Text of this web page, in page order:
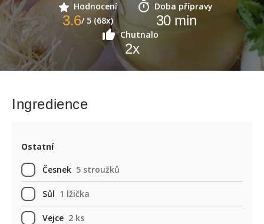
Hodnocení
3.6/ 5 (68x)
Doba přípravy
30min
Chutnalo
2x
Ingredience
Ostatní
Česnek 5 stroužků
Sůl 1 lžička
Vejce 2 ks